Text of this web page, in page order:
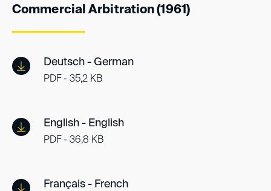
Commercial Arbitration (1961)
Deutsch - German
PDF - 35,2 KB
English - English
PDF - 36,8 KB
Français - French